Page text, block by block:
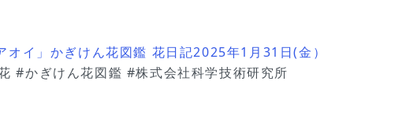
イ」かぎけん花図鑑 花日記2025年1月31日(金）
#かぎけん花図鑑 #株式会社科学技術研究所